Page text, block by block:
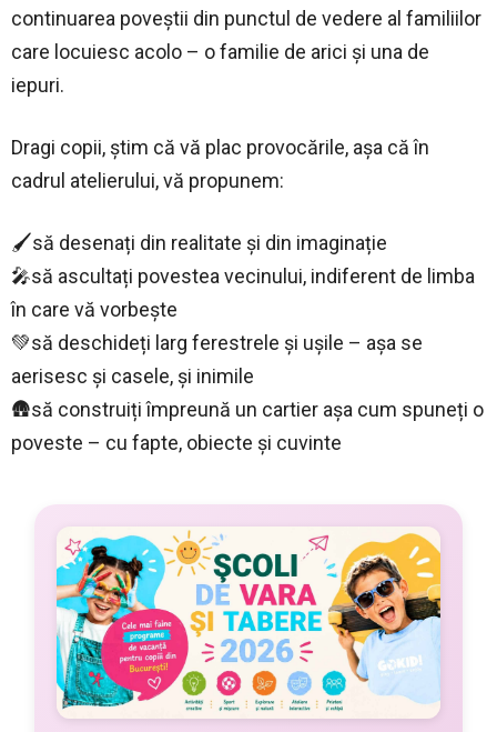
continuarea poveștii din punctul de vedere al familiilor
care locuiesc acolo – o familie de arici și una de
iepuri.
Dragi copii, știm că vă plac provocările, așa că în
cadrul atelierului, vă propunem:
🖌să desenați din realitate și din imaginație
🎤să ascultați povestea vecinului, indiferent de limba
în care vă vorbește
💚să deschideți larg ferestrele și ușile – așa se
aerisesc și casele, și inimile
🛖să construiți împreună un cartier așa cum spuneți o
poveste – cu fapte, obiecte și cuvinte